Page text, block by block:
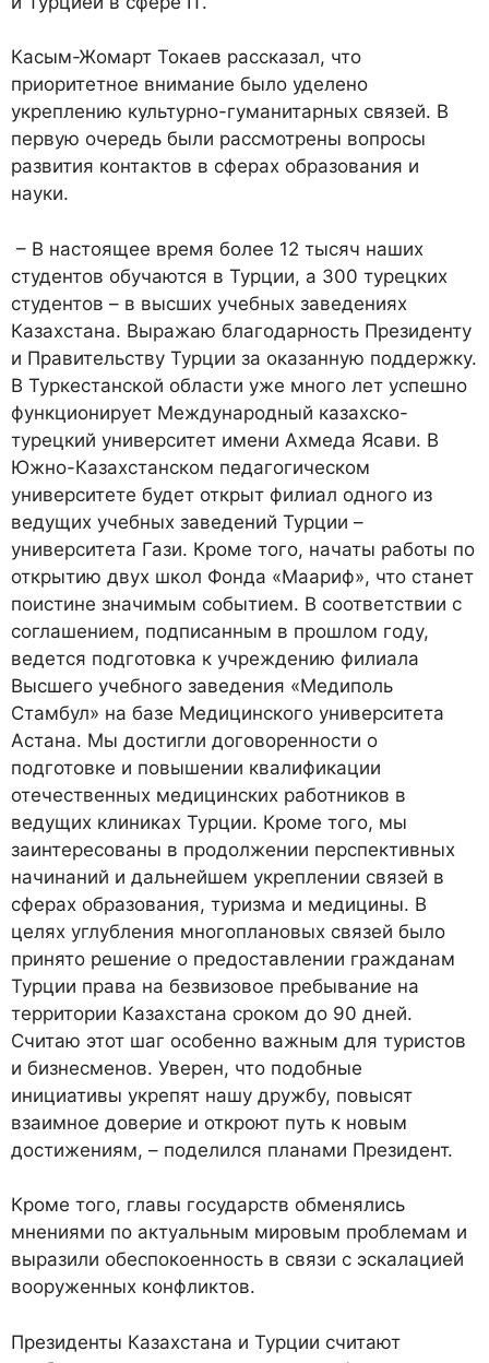
Касым-Жомарт Токаев рассказал, что
приоритетное внимание было уделено
укреплению культурно-гуманитарных связей. В
первую очередь были рассмотрены вопросы
развития контактов в сферах образования и
науки.
– В настоящее время более 12 тысяч наших
студентов обучаются в Турции, а 300 турецких
студентов – в высших учебных заведениях
Казахстана. Выражаю благодарность Президенту
и Правительству Турции за оказанную поддержку.
В Туркестанской области уже много лет успешно
функционирует Международный казахско-
турецкий университет имени Ахмеда Ясави. В
Южно-Казахстанском педагогическом
университете будет открыт филиал одного из
ведущих учебных заведений Турции –
университета Гази. Кроме того, начаты работы по
открытию двух школ Фонда «Маариф», что станет
поистине значимым событием. В соответствии с
соглашением, подписанным в прошлом году,
ведется подготовка к учреждению филиала
Высшего учебного заведения «Медиполь
Стамбул» на базе Медицинского университета
Астана. Мы достигли договоренности о
подготовке и повышении квалификации
отечественных медицинских работников в
ведущих клиниках Турции. Кроме того, мы
заинтересованы в продолжении перспективных
начинаний и дальнейшем укреплении связей в
сферах образования, туризма и медицины. В
целях углубления многоплановых связей было
принято решение о предоставлении гражданам
Турции права на безвизовое пребывание на
территории Казахстана сроком до 90 дней.
Считаю этот шаг особенно важным для туристов
и бизнесменов. Уверен, что подобные
инициативы укрепят нашу дружбу, повысят
взаимное доверие и откроют путь к новым
достижениям, – поделился планами Президент.
Кроме того, главы государств обменялись
мнениями по актуальным мировым проблемам и
выразили обеспокоенность в связи с эскалацией
вооруженных конфликтов.
Президенты Казахстана и Турции считают